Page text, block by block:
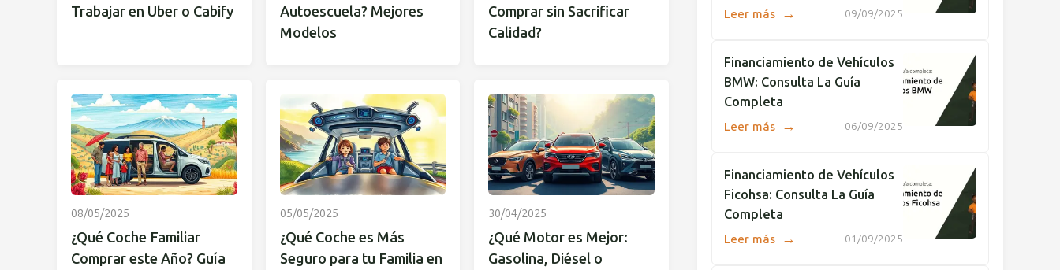
Trabajar en Uber o Cabify
Autoescuela? Mejores
Modelos
Comprar sin Sacrificar
Calidad?
08/05/2025
¿Qué Coche Familiar
Comprar este Año? Guía
05/05/2025
¿Qué Coche es Más
Seguro para tu Familia en
30/04/2025
¿Qué Motor es Mejor:
Gasolina, Diésel o
09/09/2025
Leer más →
Financiamiento de Vehículos
BMW: Consulta La Guía
Completa
06/09/2025
Leer más →
Financiamiento de Vehículos
Ficohsa: Consulta La Guía
Completa
01/09/2025
Leer más →